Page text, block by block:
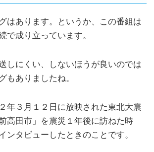
はあります。というか、この番組は
で成り立っています。
しにくい、しないほうが良いのでは
もありましたね。
年３月１２日に放映された東北大震
高田市」を震災１年後に訪ねた時
ンタビューしたときのことです。